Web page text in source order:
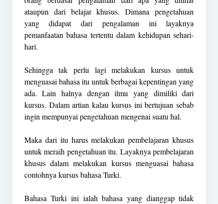
ataupun dari belajar khusus. Dimana pengetahuan
yang didapat dari pengalaman ini layaknya
pemanfaatan bahasa tertentu dalam kehidupan sehari-
hari.
Sehingga tak perlu lagi melakukan kursus untuk
menguasai bahasa itu untuk berbagai kepentingan yang
ada. Lain halnya dengan ilmu yang dimiliki dari
kursus. Dalam artian kalau kursus ini bertujuan sebab
ingin mempunyai pengetahuan mengenai suatu hal.
Maka dari itu harus melakukan pembelajaran khusus
untuk meraih pengetahuan itu. Layaknya pembelajaran
khusus dalam melakukan kursus menguasai bahasa
contohnya kursus bahasa Turki.
Bahasa Turki ini ialah bahasa yang dianggap tidak